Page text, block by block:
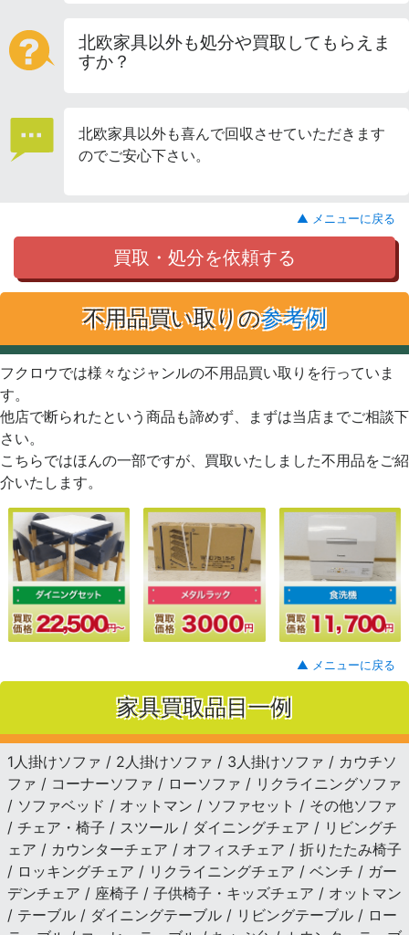
北欧家具以外も処分や買取してもらえま
すか？
北欧家具以外も喜んで回収させていただきます
のでご安心下さい。
▲ メニューに戻る
買取・処分を依頼する
不用品買い取りの参考例
フクロウでは様々なジャンルの不用品買い取りを行っていま
す。
他店で断られたという商品も諦めず、まずは当店までご相談下
さい。
こちらではほんの一部ですが、買取いたしました不用品をご紹
介いたします。
▲ メニューに戻る
家具買取品目一例
1人掛けソファ / 2人掛けソファ / 3人掛けソファ / カウチソ
ファ / コーナーソファ / ローソファ / リクライニングソファ
/ ソファベッド / オットマン / ソファセット / その他ソファ
/ チェア・椅子 / スツール / ダイニングチェア / リビングチ
ェア / カウンターチェア / オフィスチェア / 折りたたみ椅子
/ ロッキングチェア / リクライニングチェア / ベンチ / ガー
デンチェア / 座椅子 / 子供椅子・キッズチェア / オットマン
/ テーブル / ダイニングテーブル / リビングテーブル / ロー